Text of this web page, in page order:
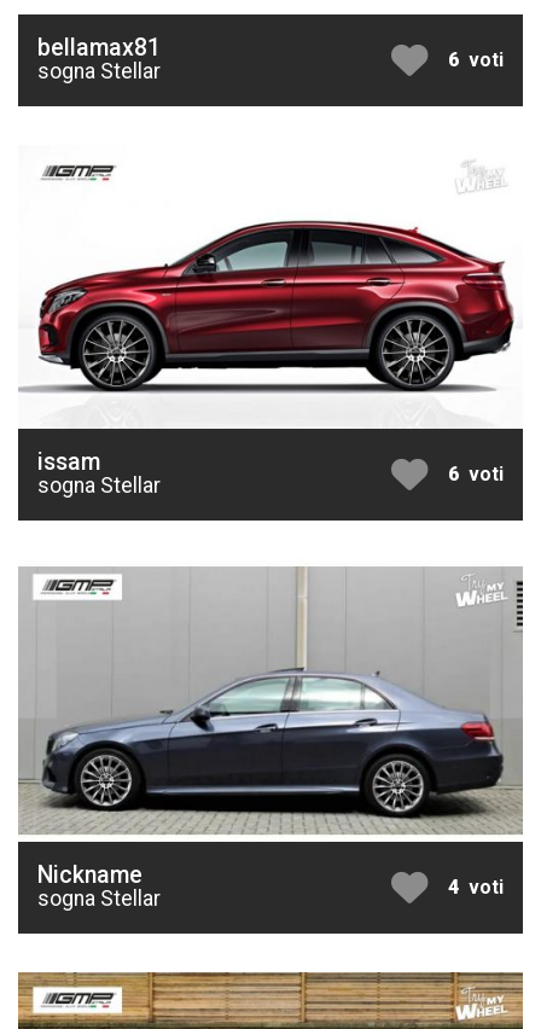
bellamax81
sogna Stellar 6 voti
issam
sogna Stellar 6 voti
Nickname
sogna Stellar 4 voti